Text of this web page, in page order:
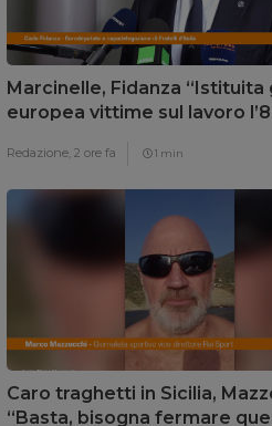
Marcinelle, Fidanza “Istituita
europea vittime sul lavoro
Redazione, 2 ore fa 1 min
Caro traghetti in Sicilia,
“Basta, bisogna fermare